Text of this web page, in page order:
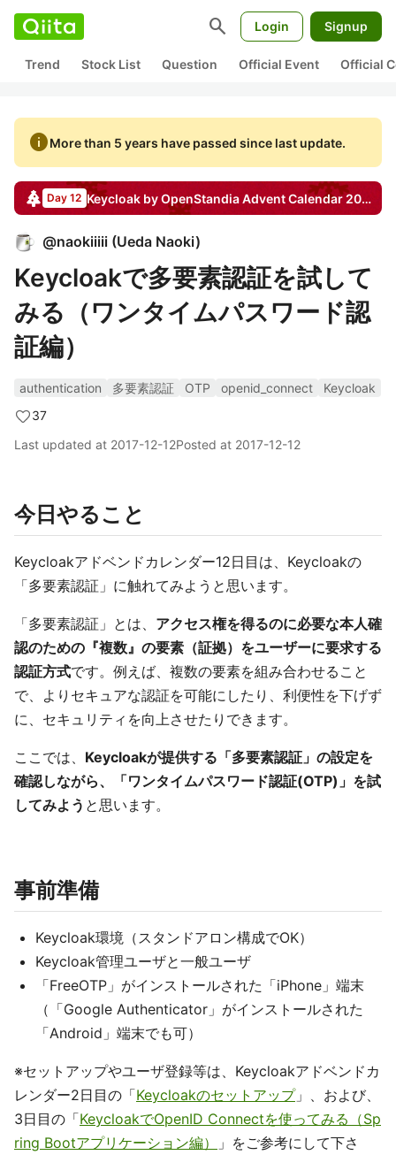
search Login Signup
Trend Stock List Question Official Event Official
infoMore than 5 years have passed since last update.
Day 12 Keycloak by OpenStandiaAdvent Calendar 2017
@naokiiiii (Ueda Naoki)
Keycloakで多要素認証を試して
みる（ワンタイムパスワード認
証編）
authentication 多要素認証 OTP openid_connect
Keycloak
37
Last updated at 2017-12-12Posted at 2017-12-12
今日やること
Keycloakアドベンドカレンダー12日目は、Keycloakの
「多要素認証」に触れてみようと思います。
「多要素認証」とは、 アクセス権を得るのに必要な本人確
認のための『複数』の要素（証拠）をユーザーに要求する
認証方式です。例えば、複数の要素を組み合わせること
で、よりセキュアな認証を可能にしたり、利便性を下げず
に、セキュリティを向上させたりできます。
ここでは、 Keycloakが提供する「多要素認証」の設定を
確認しながら、「ワンタイムパスワード認証(OTP)」を試
してみよう と思います。
事前準備
Keycloak環境（スタンドアロン構成でOK）
Keycloak管理ユーザと一般ユーザ
「FreeOTP」がインストールされた「iPhone」端末
（「Google Authenticator」がインストールされた
「Android」端末でも可）
※セットアップやユーザ登録等は、Keycloakアドベンドカ
レンダー2日目の「Keycloakのセットアップ」、および、
3日目の「KeycloakでOpenID Connectを使ってみる（Sp
ring Bootアプリケーション編）
」をご参考にして下さ